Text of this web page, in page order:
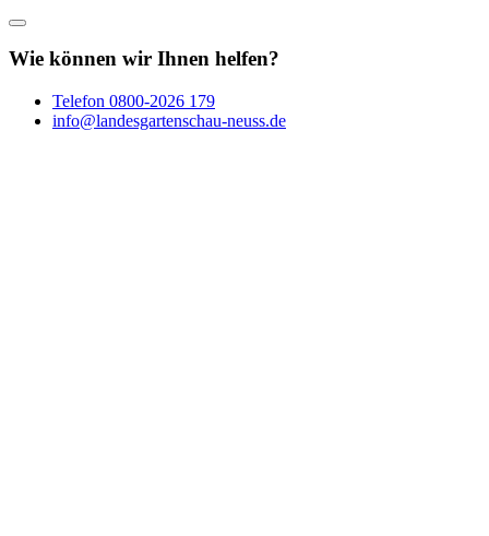
Wie können wir Ihnen helfen?
Telefon 0800-2026 179
info@landesgartenschau-neuss.de